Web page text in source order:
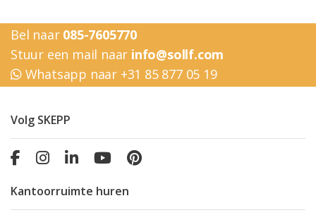
Bel naar 085-7605770
Stuur een mail naar info@sollf.com
Whatsapp naar +31 85 877 05 19
Volg SKEPP
Kantoorruimte huren